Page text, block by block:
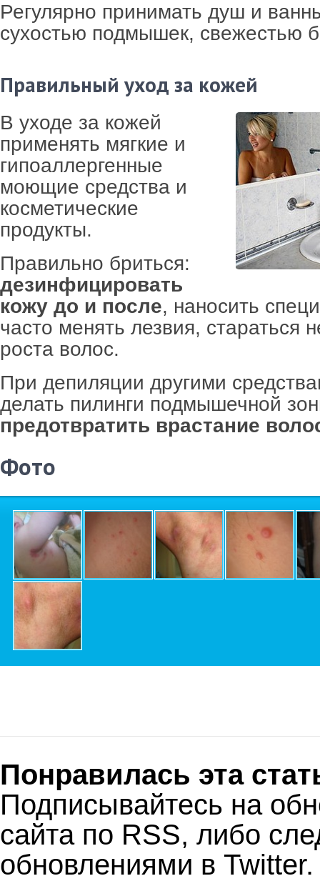
Регулярно принимать душ и
сухостью подмышек, свежестью
Правильный уход за кожей
В уходе за кожей
применять мягкие и
гипоаллергенные
моющие средства и
косметические
продукты.
Правильно бриться:
дезинфицировать
кожу до и после, наносить
часто менять лезвия, стараться
роста волос.
При депиляции другими
делать пилинги подмышечной
предотвратить врастание
Фото
Понравилась эта
Подписывайтесь на
сайта по RSS, либо
обновлениями в Twitter.